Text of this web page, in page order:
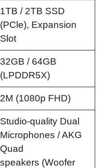
1TB / 2TB SSD
(PCle), Expansion
Slot
32GB / 64GB
(LPDDR5X)
2M (1080p FHD)
Studio-quality Dual
Microphones / AKG
Quad
speakers (Woofer